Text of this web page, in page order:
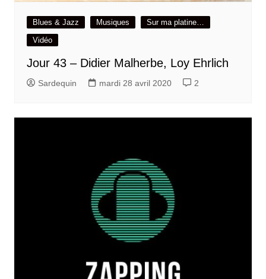
Blues & Jazz Musiques
Sur ma platine…
Vidéo
Jour 43 – Didier Malherbe, Loy Ehrlich
Sardequin mardi 28 avril 2020 2